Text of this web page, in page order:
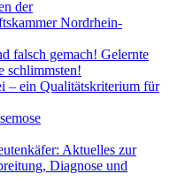
der
Nordrhein-
falsch gemach! Gelernte
schlimmsten!
– ein Qualitätskriterium für
Aktuelles zur
Diagnose und